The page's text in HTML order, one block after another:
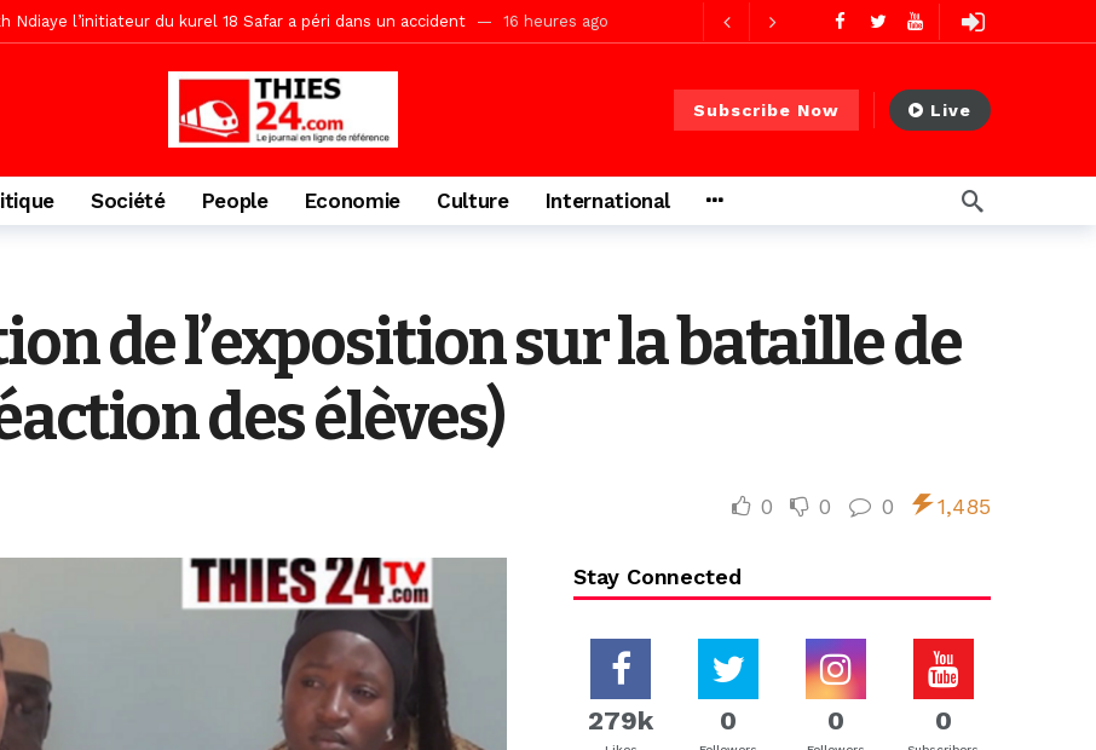
Ndaam, sécurité, eau, au coeur des priorités 16 heures ago
Nimzath Thiès, mesures annoncées pour une réussite
Sy reçoit ses premiers malades lundi 10 Août
sénégalaise ne peut se réduire au seul libéralisme (Lamine Diouck PS) 2 jours ago
l’appel du Khalif Général 2 jours ago
9.651 passagers, l’équivalent de 600 minibus
Subscribe Now Live
Société People Economie Culture International
de l’exposition sur la bataille de
des élèves)
0 0 0 1,485
Stay Connected
279k 0 0 0